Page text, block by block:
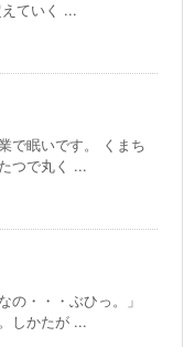
ていく ...
で眠いです。 くまち
つで丸く ...
の・・・ぶひっ。」
しかたが ...